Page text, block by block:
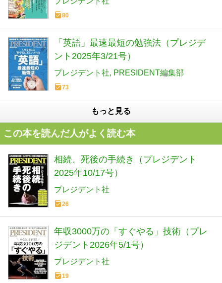
80
「英語」最速最短の勉強法（プレジデ
ント2025年3/21号）
プレジデント社 PRESIDENT編集部
73
もっと見る
この本を読んだ人がよく読む本
相続、死後の手続き（プレジデント
2025年10/17号）
プレジデント社
26
年収3000万の「すぐやる」技術（プレ
ジデント2026年5/1号）
プレジデント社
19